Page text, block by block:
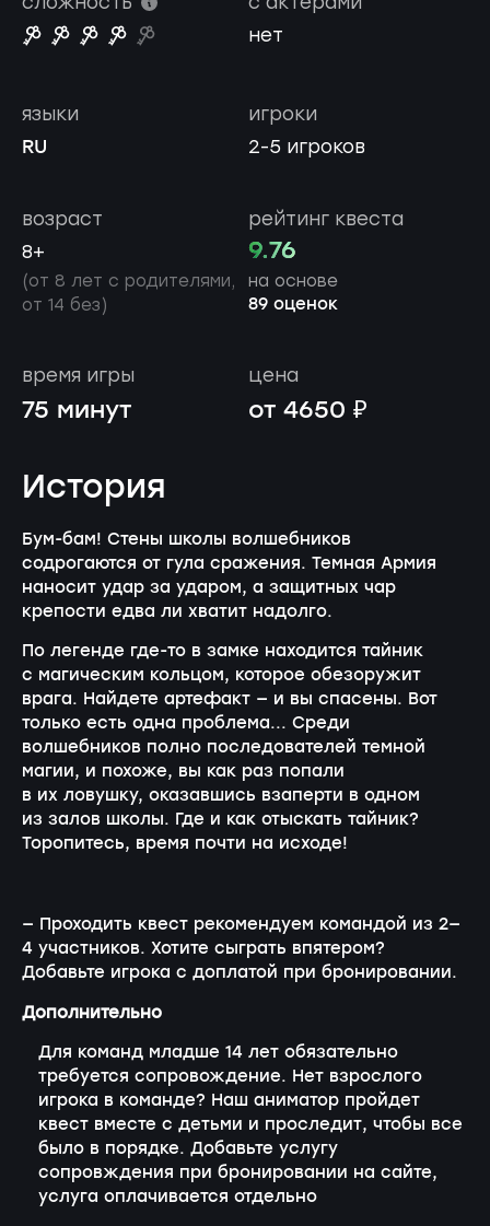
нет
игроки
2-5 игроков
языки
RU
возраст
8+
(от 8 лет с родителями,
от 14 без)
рейтинг квеста
9.76
на основе
89 оценок
время игры
75 минут
цена
от 4650 ₽
История
Бум-бам! Стены школы волшебников
содрогаются от гула сражения. Темная Армия
наносит удар за ударом, а защитных чар
крепости едва ли хватит надолго.
По легенде где-то в замке находится тайник
с магическим кольцом, которое обезоружит
врага. Найдете артефакт — и вы спасены. Вот
только есть одна проблема... Среди
волшебников полно последователей темной
магии, и похоже, вы как раз попали
в их ловушку, оказавшись взаперти в одном
из залов школы. Где и как отыскать тайник?
Торопитесь, время почти на исходе!
— Проходить квест рекомендуем командой из 2—
4 участников. Хотите сыграть впятером?
Добавьте игрока с доплатой при бронировании.
Дополнительно
Для команд младше 14 лет обязательно
требуется сопровождение. Нет взрослого
игрока в команде? Наш аниматор пройдет
квест вместе с детьми и проследит, чтобы все
было в порядке. Добавьте услугу
сопровждения при бронировании на сайте,
услуга оплачивается отдельно